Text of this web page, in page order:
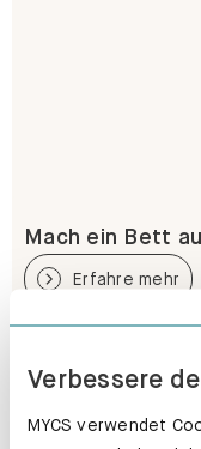
Verbessere
MYCS verwendet
Mach ein Bett
Erfahre mehr